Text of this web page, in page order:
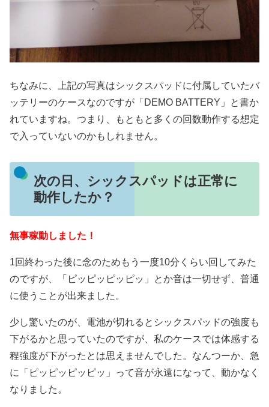
ちなみに、上記の写真はシックスパッドに付属していたバ
ッテリーのケースなのですが「DEMO BATTERY」と書か
れていますね。つまり、もともと多くの回数動作する想定
で入っていないのかもしれません。
次の日、シックスパッドは正常に
動作したか？
無事稼動しました！
1回終わった後に念のためもう一度10分くらい回してみた
のですが、「ピッピッピッピッ」とか音は一切せず、普通
に使うことが出来ました。
少し驚いたのが、電池が切れるとシックスパッドの強度も
下がるかと思っていたのですが、私のケースでは体感する
程強度が下がったとは思えませんでした。なんつーか、急
に「ピッピッピッピッ」って音が永遠になって、動かなく
なりました。